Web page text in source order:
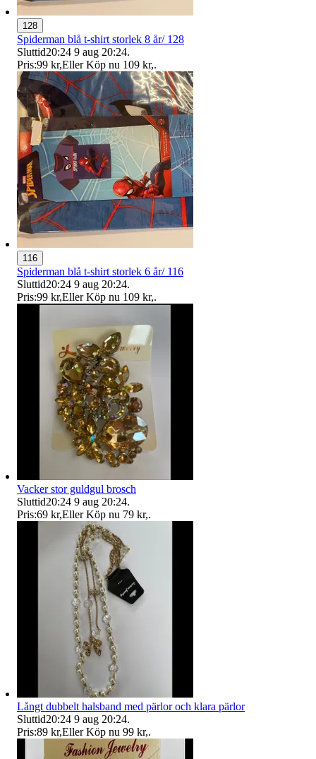
128
Spiderman blå t-shirt storlek 8 år/ 128
Sluttid20:24 9 aug 20:24.
Pris:99 kr,Eller Köp nu 109 kr,.
116
Spiderman blå t-shirt storlek 6 år/ 116
Sluttid20:24 9 aug 20:24.
Pris:99 kr,Eller Köp nu 109 kr,.
Vacker stor guldgul brosch
Sluttid20:24 9 aug 20:24.
Pris:69 kr,Eller Köp nu 79 kr,.
Långt dubbelt halsband med pärlor och klara pärlor
Sluttid20:24 9 aug 20:24.
Pris:89 kr,Eller Köp nu 99 kr,.